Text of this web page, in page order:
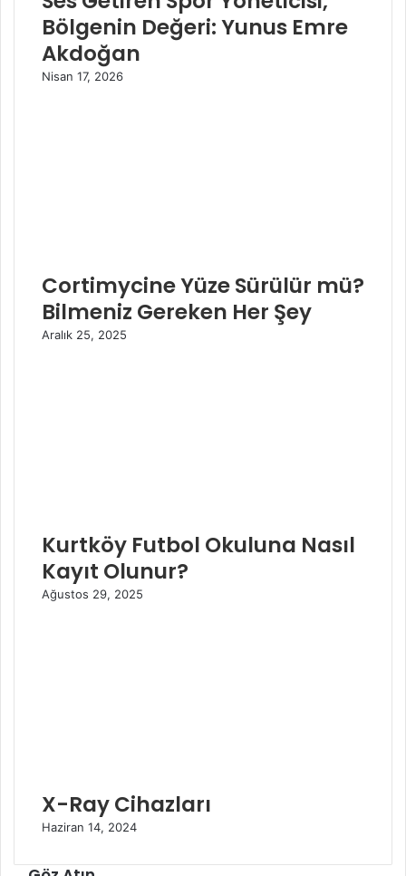
Bölgenin Değeri: Yunus Emre
Akdoğan
Nisan 17, 2026
Cortimycine Yüze Sürülür mü?
Bilmeniz Gereken Her Şey
Aralık 25, 2025
Kurtköy Futbol Okuluna Nasıl
Kayıt Olunur?
Ağustos 29, 2025
X-Ray Cihazları
Haziran 14, 2024